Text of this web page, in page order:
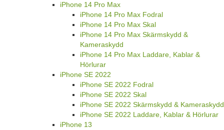
iPhone 14 Pro Max
iPhone 14 Pro Max Fodral
iPhone 14 Pro Max Skal
iPhone 14 Pro Max Skärmskydd &
Kameraskydd
iPhone 14 Pro Max Laddare, Kablar &
Hörlurar
iPhone SE 2022
iPhone SE 2022 Fodral
iPhone SE 2022 Skal
iPhone SE 2022 Skärmskydd & Kameraskydd
iPhone SE 2022 Laddare, Kablar & Hörlurar
iPhone 13